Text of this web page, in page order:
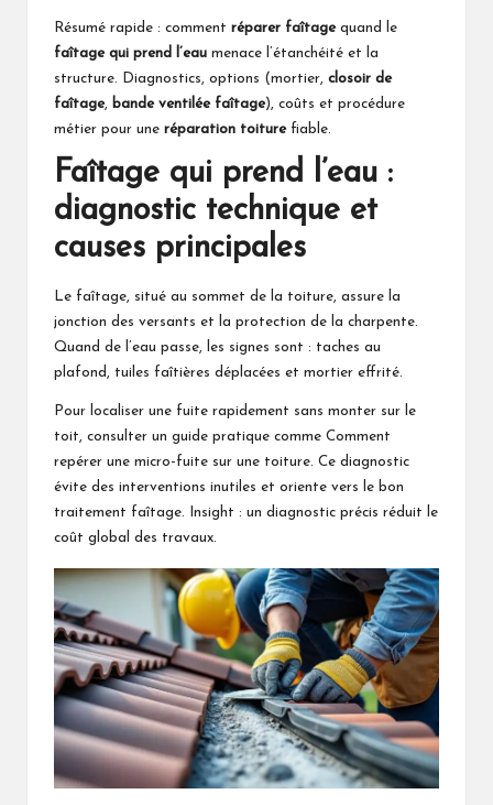
Résumé rapide : comment réparer faîtagequand le
faîtage qui prend l’eau menace l’étanchéité et la
structure. Diagnostics, options (mortier, closoir de
faîtage, bande ventilée faîtage), coûts et procédure
métier pour une réparation toiturefiable.
Faîtage qui prend l’eau :
diagnostic technique et
causes principales
Le faîtage, situé au sommet de la toiture, assure la
jonction des versants et la protection de la charpente.
Quand de l’eau passe, les signes sont : taches au
plafond, tuiles faîtières déplacées et mortier effrité.
Pour localiser une fuite rapidement sans monter sur le
toit, consulter un guide pratique comme Comment
repérer une micro-fuite sur une toiture. Ce diagnostic
évite des interventions inutiles et oriente vers le bon
traitement faîtage. Insight : un diagnostic précis réduit le
coût global des travaux.